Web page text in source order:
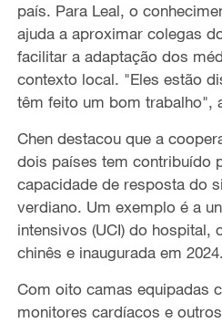
país. Para Leal, o
ajuda a aproximar colegas
facilitar a adaptação dos
contexto local. "Eles estão
têm feito um bom trabalho",
Chen destacou que a
dois países tem contribuído
capacidade de resposta do
verdiano. Um exemplo é a
intensivos (UCI) do hospital,
chinês e inaugurada em 2024.
Com oito camas equipadas
monitores cardíacos e